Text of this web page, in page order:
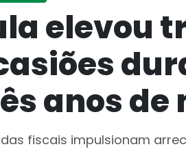
elevou
anos de
fiscais impulsionam